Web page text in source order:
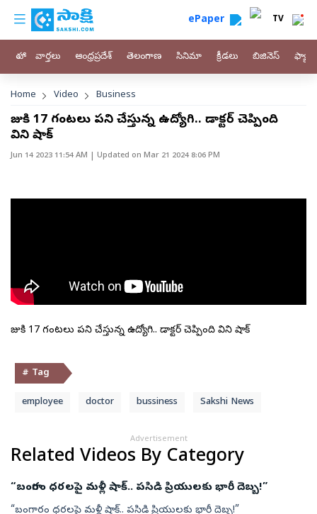
Skip to main content
custom menu ePaper TV
హోం వార్తలు ఆంధ్రప్రదేశ్ తెలంగాణ సినిమా క్రీడలు బిజినెస్
Breadcrumb
Home Video Business
రోజుకి 17 గంటలు పని చేస్తున్న ఉద్యోగి.. డాక్టర్ చెప్పింది
విని షాక్
Jun 14 2023 11:54 AM | Updated on Mar 21 2024 8:06 PM
రోజుకి 17 గంటలు పని చేస్తున్న ఉద్యోగి.. డాక్టర్ చెప్పింది విని షాక్
# Tag
employee doctor bussiness Sakshi News
Advertisement
Related Videos By Category
“బంగారం ధరలపై మళ్లీ షాక్.. పసిడి ప్రియులకు భారీ దెబ్బ!”
“బంగారం ధరలపై మళ్లీ షాక్.. పసిడి ప్రియులకు భారీ దెబ్బ!”